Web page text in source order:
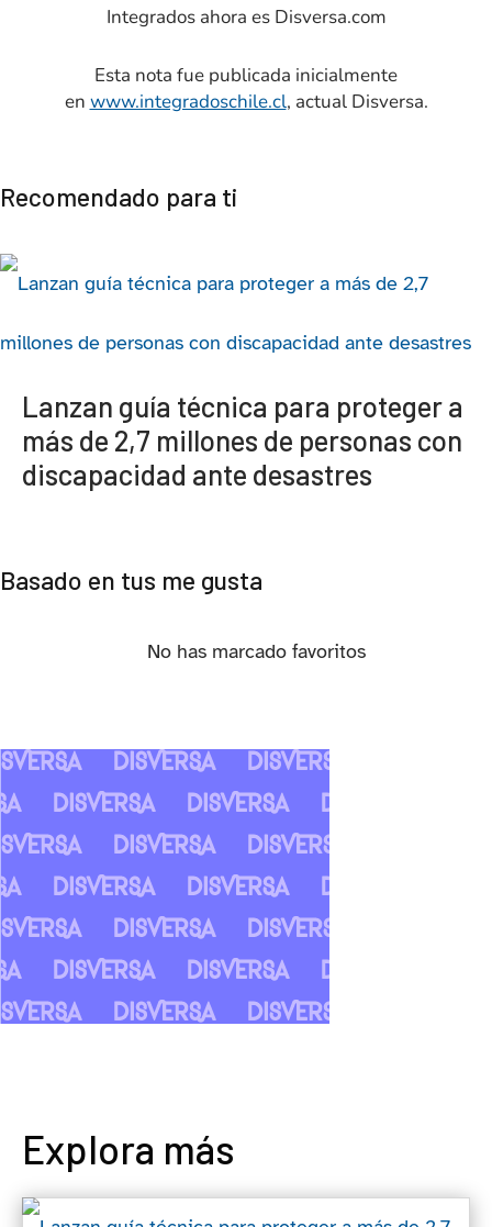
Integrados ahora es Disversa.com
Esta nota fue publicada inicialmente
en www.integradoschile.cl, actual Disversa.
Recomendado para ti
Lanzan guía técnica para proteger a
más de 2,7 millones de personas con
discapacidad ante desastres
Basado en tus me gusta
No has marcado favoritos
Explora más